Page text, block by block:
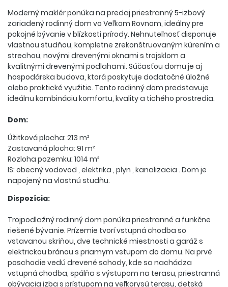
Moderný maklér ponúka na predaj priestranný 5-izbový
zariadený rodinný dom vo Veľkom Rovnom, ideálny pre
pokojné bývanie v blízkosti prírody. Nehnuteľnosť disponuje
vlastnou studňou, kompletne zrekonštruovaným kúrením a
strechou, novými drevenými oknami s trojsklom a
kvalitnými drevenými podlahami. Súčasťou domu je aj
hospodárska budova, ktorá poskytuje dodatočné úložné
alebo praktické využitie. Tento rodinný dom predstavuje
ideálnu kombináciu komfortu, kvality a tichého prostredia.
Dom:
Úžitková plocha: 213 m²
Zastavaná plocha: 91 m²
Rozloha pozemku: 1014 m²
IS: obecný vodovod , elektrika , plyn , kanalizacia . Dom je
napojený na vlastnú studňu.
Dispozícia:
Trojpodlažný rodinný dom ponúka priestranné a funkčne
riešené bývanie. Prízemie tvorí vstupná chodba so
vstavanou skriňou, dve technické miestnosti a garáž s
elektrickou bránou s priamym vstupom do domu. Na prvé
poschodie vedú drevené schody, kde sa nachádza
vstupná chodba, spálňa s výstupom na terasu, priestranná
obývacia izba s prístupom na veľkorysú terasu, detská